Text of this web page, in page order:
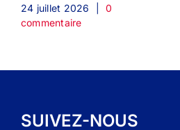
24 juillet 2026
0
commentaire
SUIVEZ-NOUS